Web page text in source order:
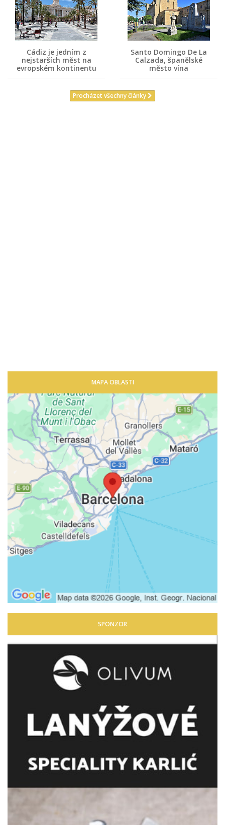
Cádiz je jedním z
nejstarších měst na
evropském kontinentu
Santo Domingo De La
Calzada, španělské
město vína
Procházet všechny články
MAPA OBLASTI
SPONZOR